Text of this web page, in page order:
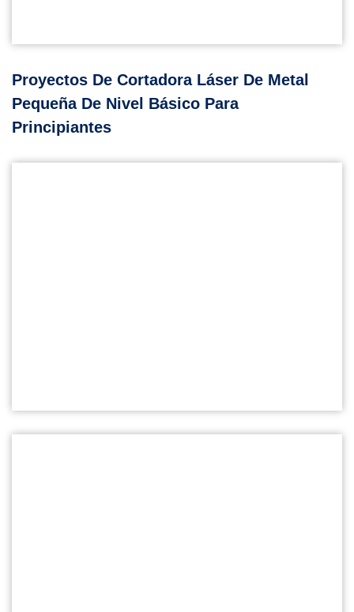
Proyectos De Cortadora Láser De Metal
Pequeña De Nivel Básico Para
Principiantes